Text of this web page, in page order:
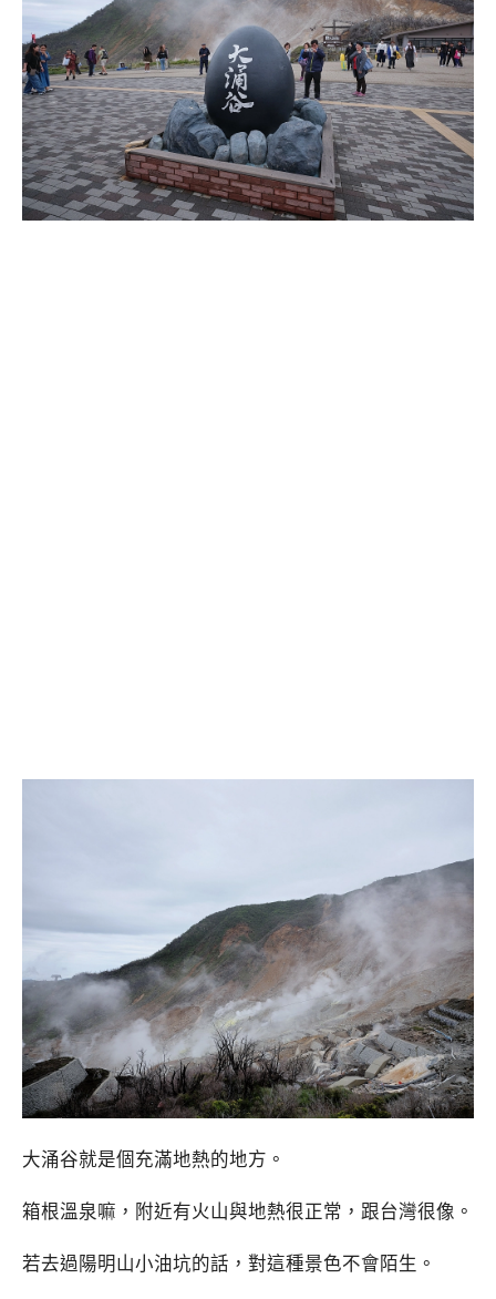
大涌谷就是個充滿地熱的地方。
箱根溫泉嘛，附近有火山與地熱很正常，跟台灣很像。
若去過陽明山小油坑的話，對這種景色不會陌生。